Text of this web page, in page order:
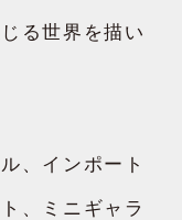
る世界を描い
、インポート
、ミニギャラ